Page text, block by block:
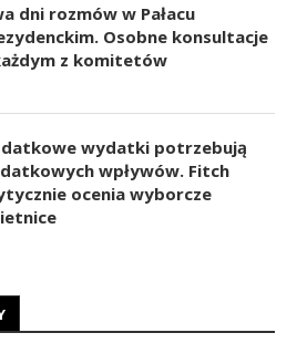
dni rozmów w Pałacu
Osobne konsultacje
z komitetów
wydatki potrzebują
wpływów. Fitch
ocenia wyborcze